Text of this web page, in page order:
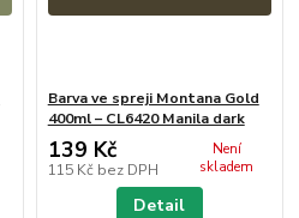
Barva ve spreji Montana Gold
400ml – CL6420 Manila dark
139 Kč
115 Kč bez DPH
Není
skladem
Detail